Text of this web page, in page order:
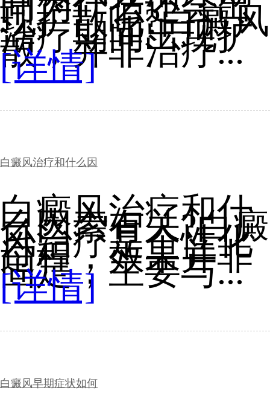
现扩散呢?白癜风
治疗期间出现扩
散，并非治疗...
[详情]
白癜风治疗和什么因
白癜风治疗和什
么因素有关?白癜
风治疗是个性化
过程，效果并非
固定，主要与...
[详情]
白癜风早期症状如何